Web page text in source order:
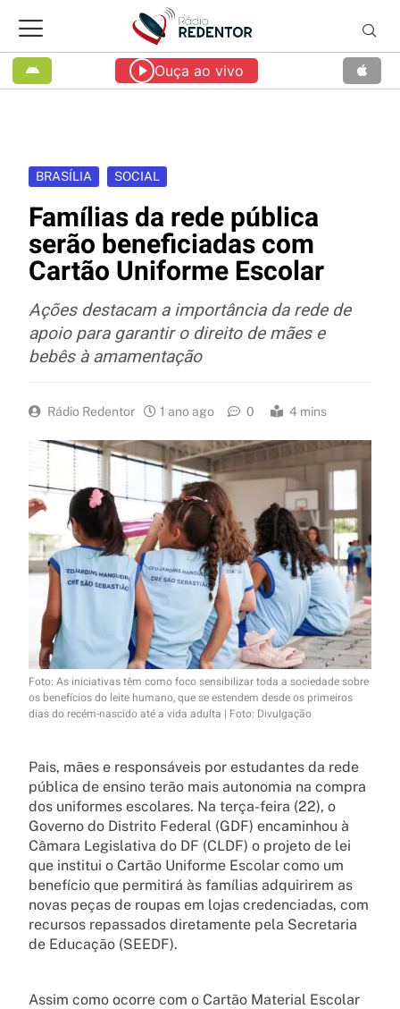
Ouça ao vivo
BRASÍLIA SOCIAL
Famílias da rede pública
serão beneficiadas com
Cartão Uniforme Escolar
Ações destacam a importância da rede de
apoio para garantir o direito de mães e
bebês à amamentação
Rádio Redentor 1 ano ago 0 4 mins
Foto: As iniciativas têm como foco sensibilizar toda a sociedade sobre
os benefícios do leite humano, que se estendem desde os primeiros
dias do recém-nascido até a vida adulta | Foto: Divulgação
Pais, mães e responsáveis por estudantes da rede
pública de ensino terão mais autonomia na compra
dos uniformes escolares. Na terça-feira (22), o
Governo do Distrito Federal (GDF) encaminhou à
Câmara Legislativa do DF (CLDF) o projeto de lei
que institui o Cartão Uniforme Escolar como um
benefício que permitirá às famílias adquirirem as
novas peças de roupas em lojas credenciadas, com
recursos repassados diretamente pela Secretaria
de Educação (SEEDF).
Assim como ocorre com o Cartão Material Escolar